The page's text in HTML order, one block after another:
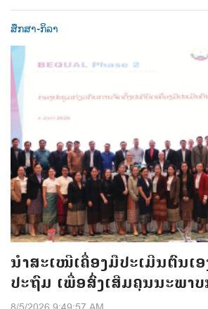
ສຶກສາ-ກິລາ
ນຳສະເໜີເຄື່ອງມືປະເມີນຕົນເ
ປະຖົມ ເພື່ອສົ່ງເສີມຄຸນນະພາ